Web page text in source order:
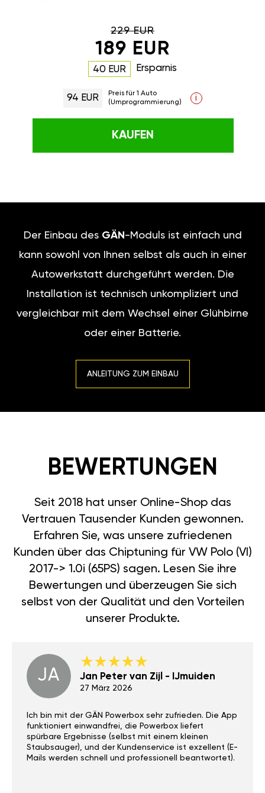
229 EUR
189 EUR
40 EUR Ersparnis
94 EUR
Preis für 1 Auto
(Umprogrammierung)
i
KAUFEN
Der Einbau des GÄN -Moduls ist einfach und
kann sowohl von Ihnen selbst als auch in einer
Autowerkstatt durchgeführt werden. Die
Installation ist technisch unkompliziert und
vergleichbar mit dem Wechsel einer Glühbirne
oder einer Batterie.
ANLEITUNG ZUM EINBAU
BEWERTUNGEN
Seit 2018 hat unser Online-Shop das
Vertrauen Tausender Kunden gewonnen.
Erfahren Sie, was unsere zufriedenen
Kunden über das Chiptuning für VW Polo (VI)
2017-> 1.0i (65PS) sagen. Lesen Sie ihre
Bewertungen und überzeugen Sie sich
selbst von der Qualität und den Vorteilen
unserer Produkte.
JA Jan Peter van Zijl - IJmuiden
27 März 2026
Ich bin mit der GÄN Powerbox sehr zufrieden. Die App
funktioniert einwandfrei, die Powerbox liefert
spürbare Ergebnisse (selbst mit einem kleinen
Staubsauger), und der Kundenservice ist exzellent (E-
Mails werden schnell und professionell beantwortet).